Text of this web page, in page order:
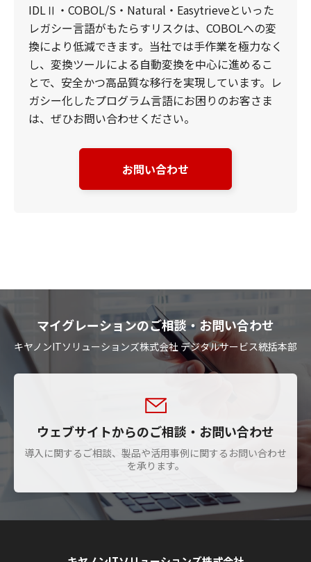
IDLⅡ・COBOL/S・Natural・Easytrieveといった
レガシー言語がもたらすリスクは、COBOLへの変
換により低減できます。当社では手作業を極力なく
し、変換ツールによる自動変換を中心に進めるこ
とで、安全かつ高品質な移行を実現しています。レ
ガシー化したプログラム言語にお困りのお客さま
は、ぜひお問い合わせください。
お問い合わせ
マイグレーションのご相談・お問い合わせ
キヤノンITソリューションズ株式会社 デジタルサービス統括本部
ウェブサイトからのご相談・お問い合わせ
導入に関するご相談、製品や活用事例に関するお問い合わせ
を承ります。